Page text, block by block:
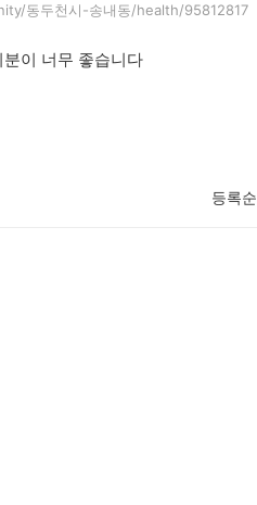
동두천시-송내동/health/95812817
이 너무 좋습니다
등록순